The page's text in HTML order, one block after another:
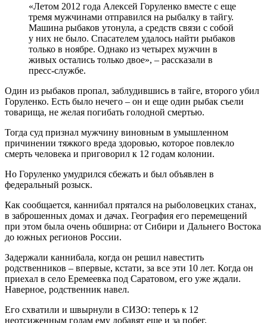
«Летом 2012 года Алексей Горуленко вместе с еще
тремя мужчинами отправился на рыбалку в тайгу.
Машина рыбаков утонула, а средств связи с собой
у них не было. Спасателем удалось найти рыбаков
только в ноябре. Однако из четырех мужчин в
живых остались только двое», – рассказали в
пресс-службе.
Один из рыбаков пропал, заблудившись в тайге, второго убил
Горуленко. Есть было нечего – он и еще один рыбак съели
товарища, не желая погибать голодной смертью.
Тогда суд признал мужчину виновным в умышленном
причинении тяжкого вреда здоровью, которое повлекло
смерть человека и приговорил к 12 годам колонии.
Но Горуленко умудрился сбежать и был объявлен в
федеральный розыск.
Как сообщается, каннибал прятался на рыболовецких станах,
в заброшенных домах и дачах. География его перемещений
при этом была очень обширна: от Сибири и Дальнего Востока
до южных регионов России.
Задержали каннибала, когда он решил навестить
родственников – впервые, кстати, за все эти 10 лет. Когда он
приехал в село Еремеевка под Саратовом, его уже ждали.
Наверное, родственник навел.
Его схватили и швырнули в СИЗО: теперь к 12
неотсиженным годам ему добавят еще и за побег.